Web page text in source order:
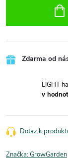
Zdarma od
LIGHT
v
Dotaz k
Značka:GrowGarden